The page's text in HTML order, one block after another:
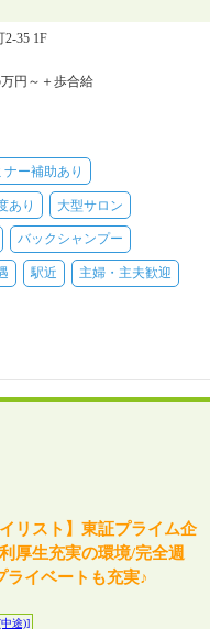
2-35 1F
万円～＋歩合給
ナー補助あり
あり 大型サロン
バックシャンプー
駅近 主婦・主夫歓迎
イリスト】東証プライム企
厚生充実の環境/完全週
ライベートも充実♪
途)]